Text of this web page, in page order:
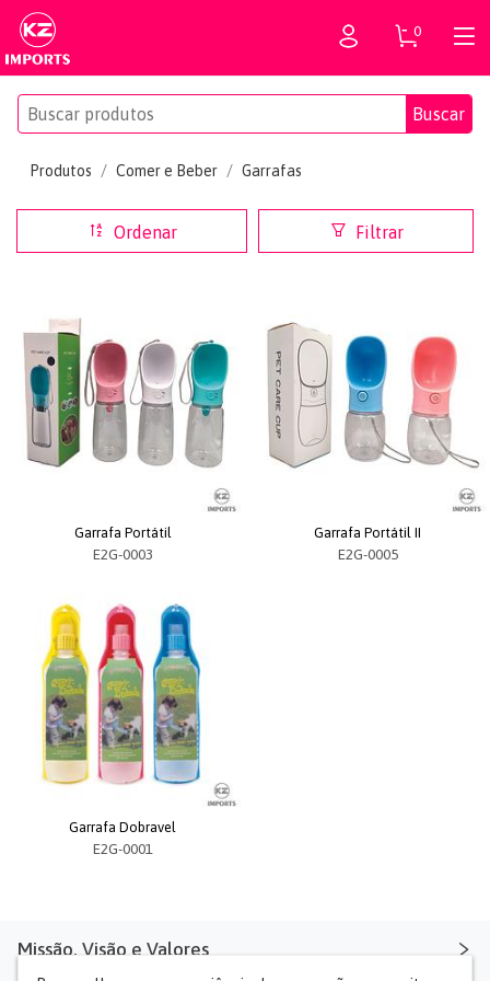
0
Buscar
Produtos Comer e Beber Garrafas
Ordenar Filtrar
Garrafa Portátil
E2G-0003
Garrafa Portátil II
E2G-0005
Garrafa Dobravel
E2G-0001
Missão, Visão e Valores